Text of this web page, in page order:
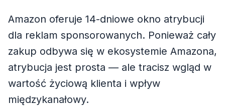
Amazon oferuje 14-dniowe okno atrybucji
dla reklam sponsorowanych. Ponieważ cały
zakup odbywa się w ekosystemie Amazona,
atrybucja jest prosta — ale tracisz wgląd w
wartość życiową klienta i wpływ
międzykanałowy.